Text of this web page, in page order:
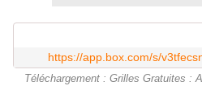
https://app.box.com/s/
Téléchargement : Grilles Gratuites :